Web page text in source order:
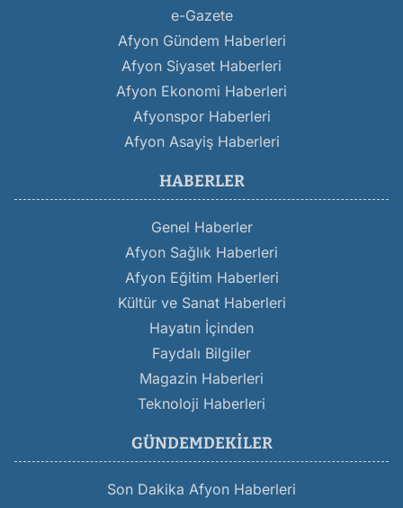
e-Gazete
Afyon Gündem Haberleri
Afyon Siyaset Haberleri
Afyon Ekonomi Haberleri
Afyonspor Haberleri
Afyon Asayiş Haberleri
HABERLER
Genel Haberler
Afyon Sağlık Haberleri
Afyon Eğitim Haberleri
Kültür ve Sanat Haberleri
Hayatın İçinden
Faydalı Bilgiler
Magazin Haberleri
Teknoloji Haberleri
GÜNDEMDEKILER
Son Dakika Afyon Haberleri